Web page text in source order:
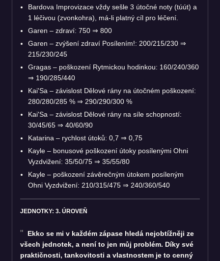
Bardova Improvizace vždy sešle 3 útočné noty (túút) a
1 léčivou (zvonkohra), má-li platný cíl pro léčení.
Garen – zdraví: 750 ⇒ 800
Garen – zvýšení zdraví Posílením!: 200/215/230 ⇒
215/230/245
Gragas – poškození Rytmickou hodinkou: 160/240/360
⇒ 190/285/440
Kai'Sa – závislost Dělové rány na útočném poškození:
280/280/285 % ⇒ 290/290/300 %
Kai'Sa – závislost Dělové rány na síle schopností:
30/45/65 ⇒ 40/60/90
Katarina – rychlost útoků: 0,7 ⇒ 0,75
Kayle – bonusové poškození útoky posílenými Ohni
Vyzdvižení: 35/50/75 ⇒ 35/55/80
Kayle – poškození závěrečným útokem posíleným
Ohni Vyzdvižení: 210/315/475 ⇒ 240/360/540
JEDNOTKY: 3. ÚROVEŇ
Ekko se mi v každém zápase hledá nejobtížněji ze
všech jednotek, a není to jen můj problém. Díky své
praktičnosti, tankovitosti a vlastnostem je to cenný